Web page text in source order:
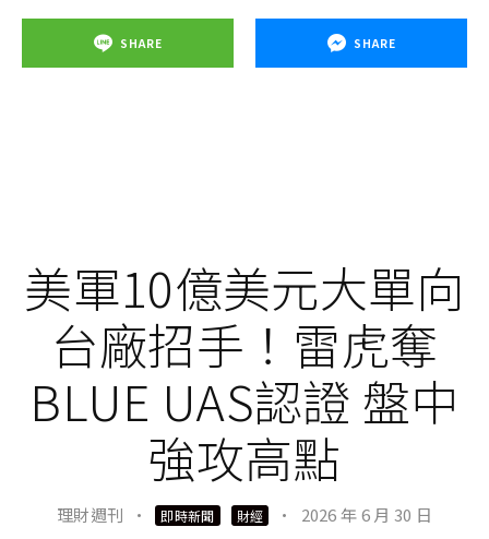
SHARE SHARE
美軍10億美元大單向
台廠招手！雷虎奪
BLUE UAS認證 盤中
強攻高點
理財週刊 · 即時新聞 財經 · 2026 年 6 月 30 日